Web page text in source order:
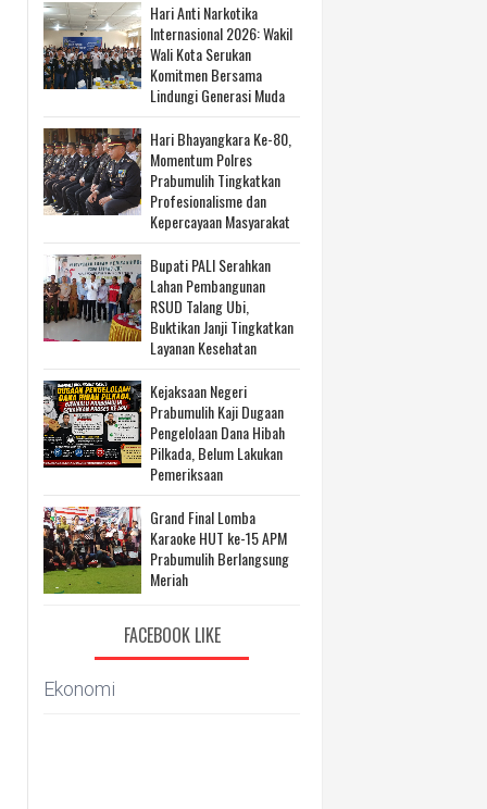
Hari Anti Narkotika
Internasional 2026: Wakil
Wali Kota Serukan
Komitmen Bersama
Lindungi Generasi Muda
Hari Bhayangkara Ke-80,
Momentum Polres
Prabumulih Tingkatkan
Profesionalisme dan
Kepercayaan Masyarakat
Bupati PALI Serahkan
Lahan Pembangunan
RSUD Talang Ubi,
Buktikan Janji Tingkatkan
Layanan Kesehatan
Kejaksaan Negeri
Prabumulih Kaji Dugaan
Pengelolaan Dana Hibah
Pilkada, Belum Lakukan
Pemeriksaan
Grand Final Lomba
Karaoke HUT ke-15 APM
Prabumulih Berlangsung
Meriah
FACEBOOK LIKE
Ekonomi